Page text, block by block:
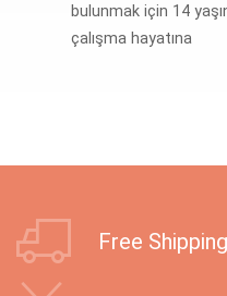
bulunmak için 14
çalışma hayatına
Free Shipping